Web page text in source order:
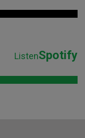
ListenSpotify